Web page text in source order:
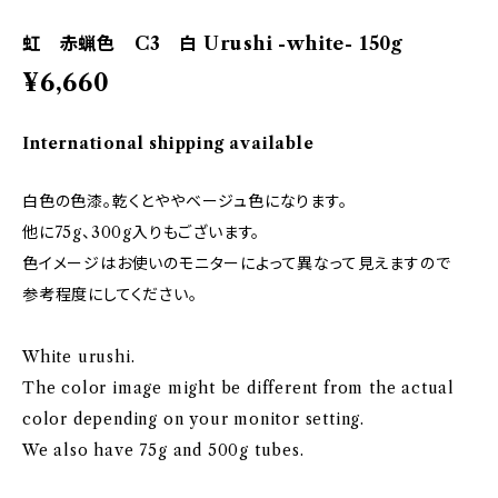
虹 赤蝋色 C3 白 Urushi -white- 150g
¥6,660
International shipping available
白色の色漆。乾くとややベージュ色になります。
他に75g、300g入りもございます。
色イメージはお使いのモニターによって異なって見えますので
参考程度にしてください。
White urushi.
The color image might be different from the actual
color depending on your monitor setting.
We also have 75g and 500g tubes.